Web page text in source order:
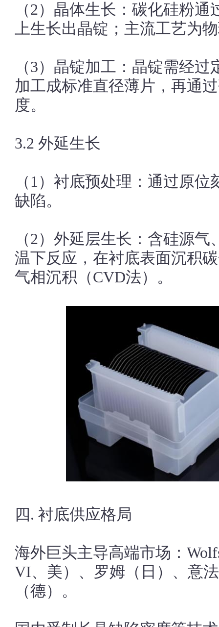
（2）晶体生长：碳化硅粉
上生长出晶锭；主流工艺为
（3）晶锭加工：晶锭需经
加工成标准直径薄片，再通
度。
3.2 外延生长
（1）衬底预处理：通过原
缺陷。
（2）外延层生长：含硅源
温下反应，在衬底表面沉积
气相沉积（CVD法）。
四. 衬底供应格局
海外巨头主导高端市场：
VI、美）、罗姆（日）、意
（德）。